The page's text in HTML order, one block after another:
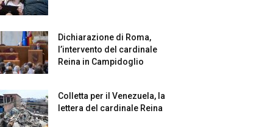
Dichiarazione di Roma,
l’intervento del cardinale
Reina in Campidoglio
Colletta per il Venezuela, la
lettera del cardinale Reina